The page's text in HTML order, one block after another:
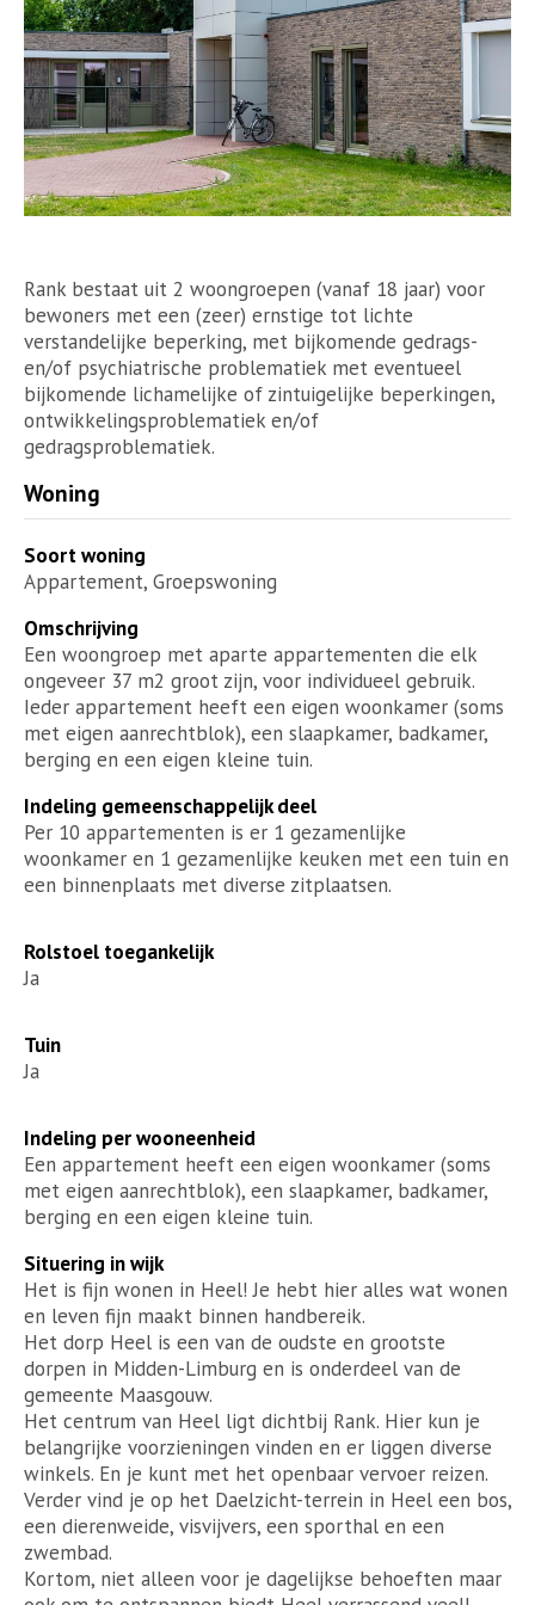
Rank bestaat uit 2 woongroepen (vanaf 18 jaar) voor
bewoners met een (zeer) ernstige tot lichte
verstandelijke beperking, met bijkomende gedrags-
en/of psychiatrische problematiek met eventueel
bijkomende lichamelijke of zintuigelijke beperkingen,
ontwikkelingsproblematiek en/of
gedragsproblematiek.
Woning
Soort woning
Appartement, Groepswoning
Omschrijving
Een woongroep met aparte appartementen die elk
ongeveer 37 m2 groot zijn, voor individueel gebruik.
Ieder appartement heeft een eigen woonkamer (soms
met eigen aanrechtblok), een slaapkamer, badkamer,
berging en een eigen kleine tuin.
Indeling gemeenschappelijk deel
Per 10 appartementen is er 1 gezamenlijke
woonkamer en 1 gezamenlijke keuken met een tuin en
een binnenplaats met diverse zitplaatsen.
Rolstoel toegankelijk
Ja
Tuin
Ja
Indeling per wooneenheid
Een appartement heeft een eigen woonkamer (soms
met eigen aanrechtblok), een slaapkamer, badkamer,
berging en een eigen kleine tuin.
Situering in wijk
Het is fijn wonen in Heel! Je hebt hier alles wat wonen
en leven fijn maakt binnen handbereik.
Het dorp Heel is een van de oudste en grootste
dorpen in Midden-Limburg en is onderdeel van de
gemeente Maasgouw.
Het centrum van Heel ligt dichtbij Rank. Hier kun je
belangrijke voorzieningen vinden en er liggen diverse
winkels. En je kunt met het openbaar vervoer reizen.
Verder vind je op het Daelzicht-terrein in Heel een bos,
een dierenweide, visvijvers, een sporthal en een
zwembad.
Kortom, niet alleen voor je dagelijkse behoeften maar